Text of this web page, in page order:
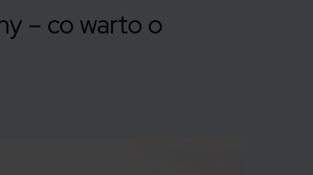
– co warto o